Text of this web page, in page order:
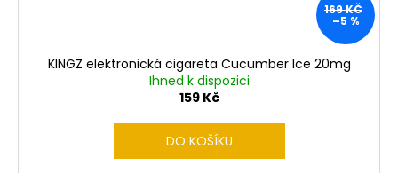
169 KČ
–5 %
KINGZ elektronická cigareta Cucumber Ice 20mg
Ihned k dispozici
159 Kč
DO KOŠÍKU